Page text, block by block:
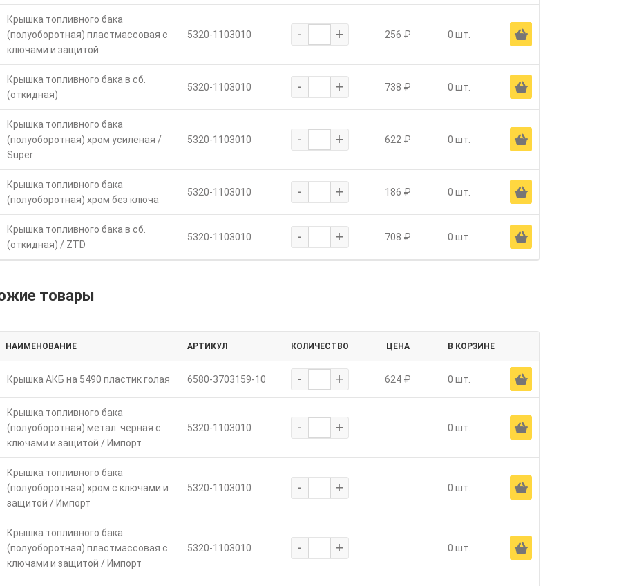
Крышка топливного бака
(полуоборотная) пластмассовая с
ключами и защитой
5320-1103010 - + 256 ₽ 0 шт. Ä
Крышка топливного бака в сб.
(откидная)
5320-1103010 - + 738 ₽ 0 шт. Ä
Крышка топливного бака
(полуоборотная) хром усиленая /
Super
5320-1103010 - + 622 ₽ 0 шт. Ä
Крышка топливного бака
(полуоборотная) хром без ключа
5320-1103010 - + 186 ₽ 0 шт. Ä
Крышка топливного бака в сб.
(откидная) / ZTD
5320-1103010 - + 708 ₽ 0 шт. Ä
товары
НАИМЕНОВАНИЕ АРТИКУЛ КОЛИЧЕСТВО ЦЕНА В КОРЗИНЕ
Крышка АКБ на 5490 пластик голая 6580-3703159-10 - + 624 ₽ 0 шт. Ä
Крышка топливного бака
(полуоборотная) метал. черная с
ключами и защитой / Импорт
5320-1103010 - + 0 шт. Ä
Крышка топливного бака
(полуоборотная) хром с ключами и
защитой / Импорт
5320-1103010 - + 0 шт. Ä
Крышка топливного бака
(полуоборотная) пластмассовая с
ключами и защитой / Импорт
5320-1103010 - + 0 шт. Ä